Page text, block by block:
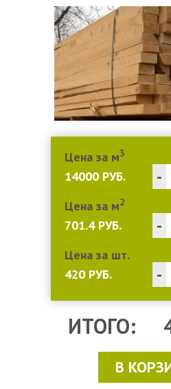
Цена за м3
14000 РУБ. -
Цена за м2
701.4 РУБ. -
Цена за шт.
420 РУБ.
-
ИТОГО:
В